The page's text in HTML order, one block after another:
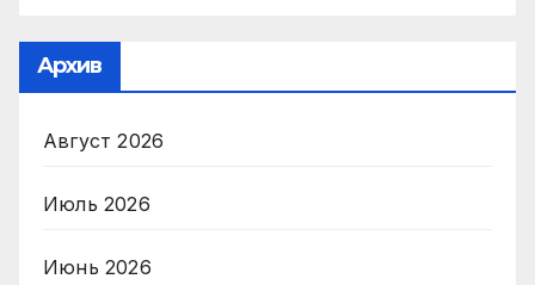
Архив
Август 2026
Июль 2026
Июнь 2026